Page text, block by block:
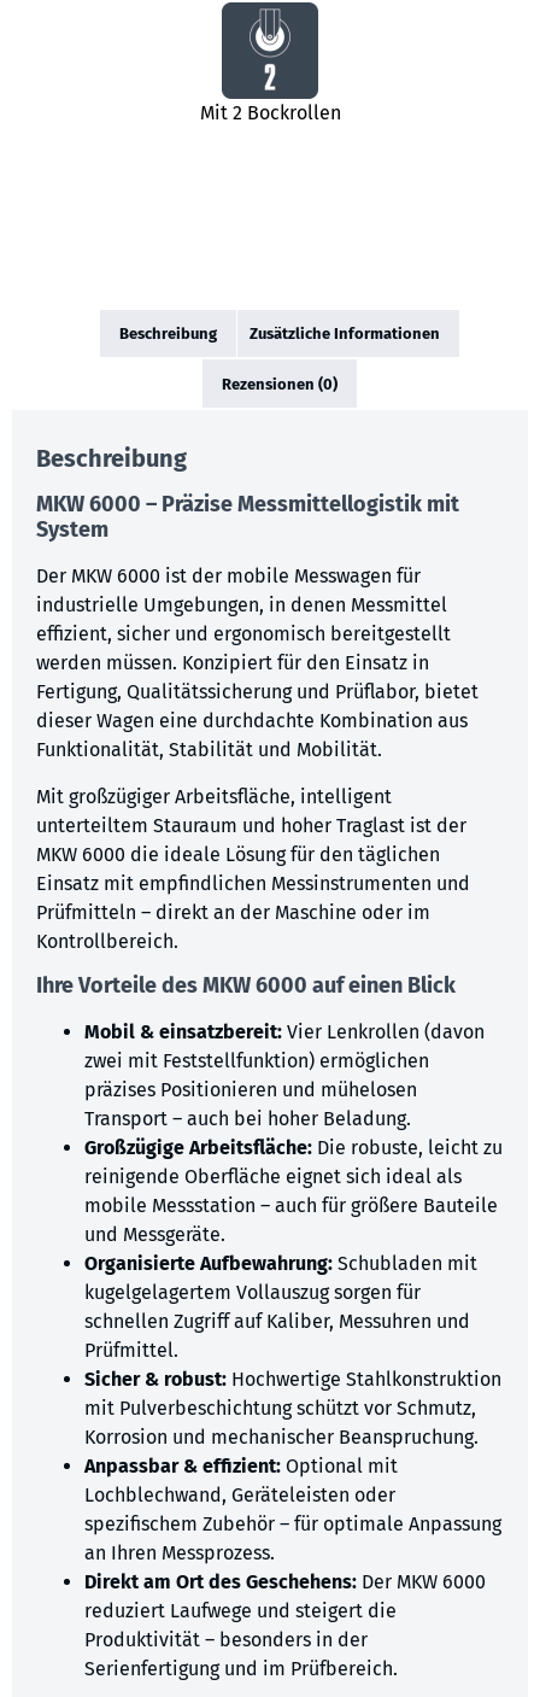
Mit 2 Bockrollen
Beschreibung Zusätzliche Informationen
Rezensionen (0)
Beschreibung
MKW 6000 – Präzise Messmittellogistik mit
System
Der MKW 6000 ist der mobile Messwagen für
industrielle Umgebungen, in denen Messmittel
effizient, sicher und ergonomisch bereitgestellt
werden müssen. Konzipiert für den Einsatz in
Fertigung, Qualitätssicherung und Prüflabor, bietet
dieser Wagen eine durchdachte Kombination aus
Funktionalität, Stabilität und Mobilität.
Mit großzügiger Arbeitsfläche, intelligent
unterteiltem Stauraum und hoher Traglast ist der
MKW 6000 die ideale Lösung für den täglichen
Einsatz mit empfindlichen Messinstrumenten und
Prüfmitteln – direkt an der Maschine oder im
Kontrollbereich.
Ihre Vorteile des MKW 6000 auf einen Blick
Mobil & einsatzbereit: Vier Lenkrollen (davon
zwei mit Feststellfunktion) ermöglichen
präzises Positionieren und mühelosen
Transport – auch bei hoher Beladung.
Großzügige Arbeitsfläche: Die robuste, leicht zu
reinigende Oberfläche eignet sich ideal als
mobile Messstation – auch für größere Bauteile
und Messgeräte.
Organisierte Aufbewahrung: Schubladen mit
kugelgelagertem Vollauszug sorgen für
schnellen Zugriff auf Kaliber, Messuhren und
Prüfmittel.
Sicher & robust: Hochwertige Stahlkonstruktion
mit Pulverbeschichtung schützt vor Schmutz,
Korrosion und mechanischer Beanspruchung.
Anpassbar & effizient: Optional mit
Lochblechwand, Geräteleisten oder
spezifischem Zubehör – für optimale Anpassung
an Ihren Messprozess.
Direkt am Ort des Geschehens: Der MKW 6000
reduziert Laufwege und steigert die
Produktivität – besonders in der
Serienfertigung und im Prüfbereich.